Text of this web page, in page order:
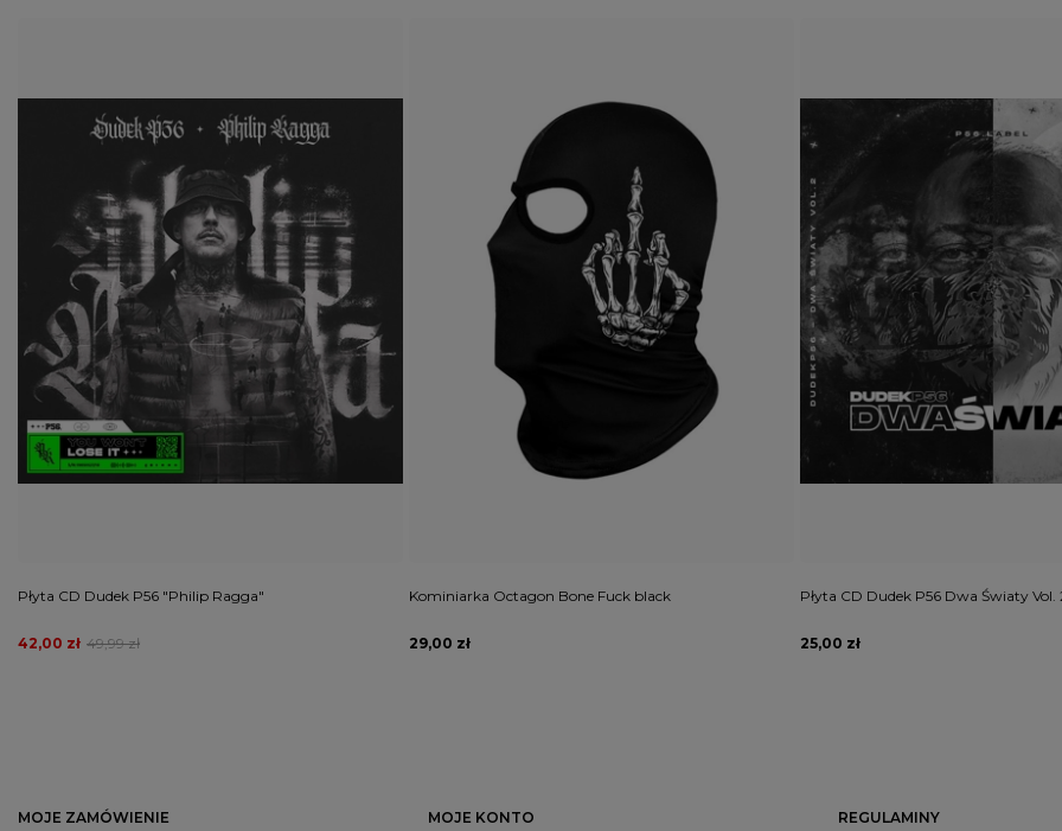
Płyta CD Dudek P56 "Philip Ragga"
49,99 zł
42,00 zł
Kominiarka Octagon Bone Fuck black
29,00 zł
Płyta CD Dudek P56 Dwa Światy Vol.
25,00 zł
MOJE ZAMÓWIENIE MOJE KONTO REGULAMINY